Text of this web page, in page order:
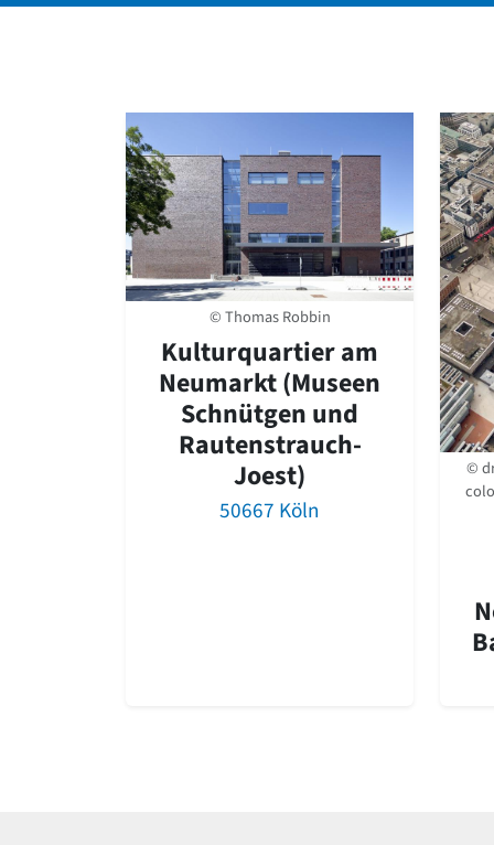
© Thomas Robbin
Kulturquartier am
Neumarkt (Museen
Schnütgen und
Rautenstrauch-
Joest)
50667 Köln
©